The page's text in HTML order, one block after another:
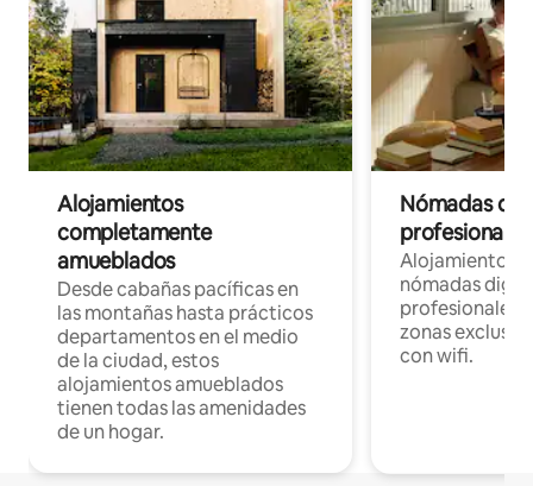
Alojamientos
completamente
amueblados
Desde cabañas pacíficas en
las montañas hasta prácticos
departamentos en el medio
de la ciudad, estos
alojamientos amueblados
tienen todas las amenidades
de un hogar.
Nómadas
Alojamientos
nómadas
profesionales
zonas
con wifi.